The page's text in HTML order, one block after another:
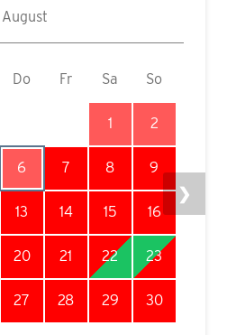
August
Do Fr Sa So
1 2
6 7 8 9
13 14 15 16
20 21 22 23
27 28 29 30
❯